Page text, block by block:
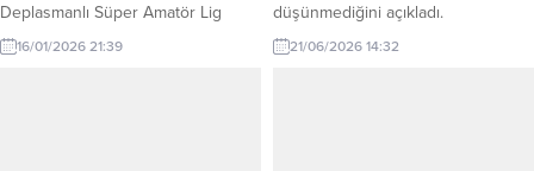
Deplasmanlı Süper Amatör Lig
takımlarından Zonguldak Ereğli
Spor 3.Lig’den aldığı kalecisi
16/01/2026 21:39
düşünmediğini açıkladı.
21/06/2026 14:32